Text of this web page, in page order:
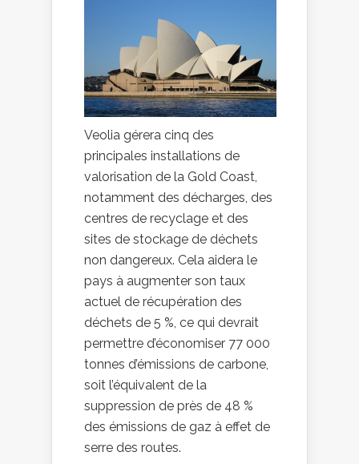
Veolia gérera cinq des
principales installations de
valorisation de la Gold Coast,
notamment des décharges, des
centres de recyclage et des
sites de stockage de déchets
non dangereux. Cela aidera le
pays à augmenter son taux
actuel de récupération des
déchets de 5 %, ce qui devrait
permettre d’économiser 77 000
tonnes d’émissions de carbone,
soit l’équivalent de la
suppression de près de 48 %
des émissions de gaz à effet de
serre des routes.